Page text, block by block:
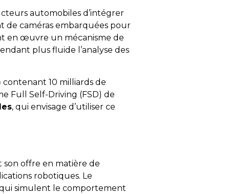
automobiles d’intégrer
de caméras embarquées pour
en œuvre un mécanisme de
plus fluide l’analyse des
contenant 10 milliards de
Full Self-Driving (FSD) de
, qui envisage d’utiliser ce
son offre en matière de
robotiques. Le
simulent le comportement